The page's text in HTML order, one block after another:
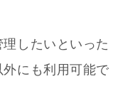
したいといった
にも利用可能で